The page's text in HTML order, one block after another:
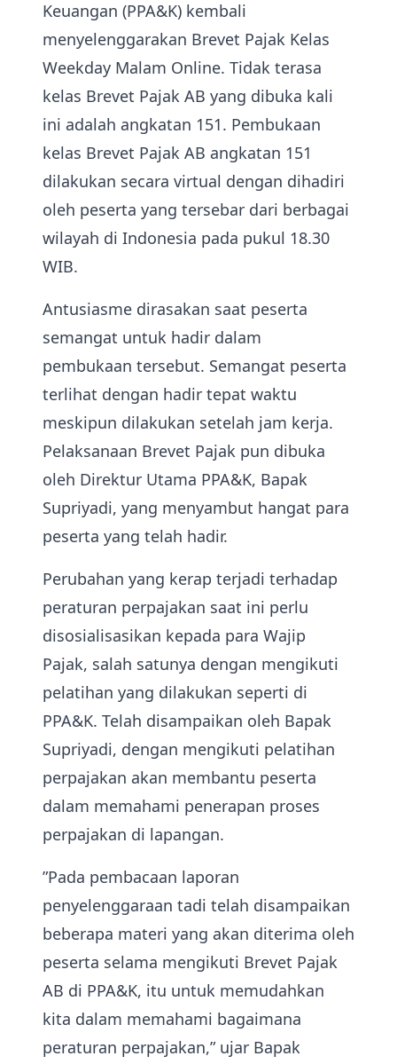
Keuangan (PPA&K) kembali
menyelenggarakan Brevet Pajak Kelas
Weekday Malam Online. Tidak terasa
kelas Brevet Pajak AB yang dibuka kali
ini adalah angkatan 151. Pembukaan
kelas Brevet Pajak AB angkatan 151
dilakukan secara virtual dengan dihadiri
oleh peserta yang tersebar dari berbagai
wilayah di Indonesia pada pukul 18.30
WIB.
Antusiasme dirasakan saat peserta
semangat untuk hadir dalam
pembukaan tersebut. Semangat peserta
terlihat dengan hadir tepat waktu
meskipun dilakukan setelah jam kerja.
Pelaksanaan Brevet Pajak pun dibuka
oleh Direktur Utama PPA&K, Bapak
Supriyadi, yang menyambut hangat para
peserta yang telah hadir.
Perubahan yang kerap terjadi terhadap
peraturan perpajakan saat ini perlu
disosialisasikan kepada para Wajip
Pajak, salah satunya dengan mengikuti
pelatihan yang dilakukan seperti di
PPA&K. Telah disampaikan oleh Bapak
Supriyadi, dengan mengikuti pelatihan
perpajakan akan membantu peserta
dalam memahami penerapan proses
perpajakan di lapangan.
”Pada pembacaan laporan
penyelenggaraan tadi telah disampaikan
beberapa materi yang akan diterima oleh
peserta selama mengikuti Brevet Pajak
AB di PPA&K, itu untuk memudahkan
kita dalam memahami bagaimana
peraturan perpajakan,” ujar Bapak